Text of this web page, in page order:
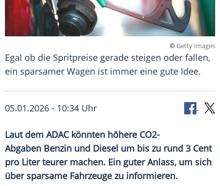
©Getty Images
Egal ob die Spritpreise gerade steigen oder fallen,
ein sparsamer Wagen ist immer eine gute Idee.
05.01.2026 - 10:34 Uhr
Laut dem ADAC könnten höhere CO2-
Abgaben Benzin und Diesel um bis zu rund 3 Cent
pro Liter teurer machen. Ein guter Anlass, um sich
über sparsame Fahrzeuge zu informieren.